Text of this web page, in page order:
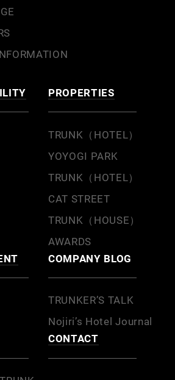
PROPERTIES
TRUNK（HOTEL）
YOYOGI PARK
TRUNK（HOTEL）
CAT STREET
TRUNK（HOUSE）
AWARDS
COMPANY BLOG
TRUNKER’S TALK
Nojiri’s Hotel Journal
CONTACT